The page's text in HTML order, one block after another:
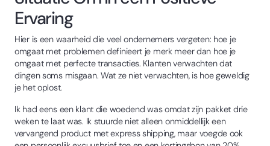
Ervaring
Hier is een waarheid die veel ondernemers vergeten: hoe je
omgaat met problemen definieert je merk meer dan hoe je
omgaat met perfecte transacties. Klanten verwachten dat
dingen soms misgaan. Wat ze niet verwachten, is hoe geweldig
je het oplost.
Ik had eens een klant die woedend was omdat zijn pakket drie
weken te laat was. Ik stuurde niet alleen onmiddellijk een
vervangend product met express shipping, maar voegde ook